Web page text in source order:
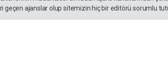
ajanslar olup sitemizin hiç bir editörü sorumlu